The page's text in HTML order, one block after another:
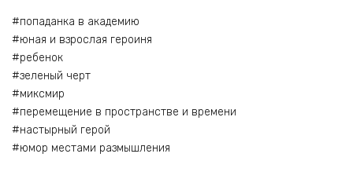
#попаданка в академию
#юная и взрослая героиня
#ребенок
#зеленый черт
#миксмир
#перемещение в пространстве и времени
#настырный герой
#юмор местами размышления